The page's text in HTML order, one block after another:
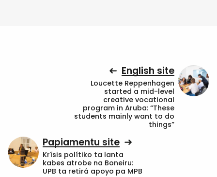
English site
Loucette Reppenhagen
started a mid-level
creative vocational
program in Aruba: “These
students mainly want to do
things”
Papiamentu site
Krísis polítiko ta lanta
kabes atrobe na Boneiru:
UPB ta retirá apoyo pa MPB